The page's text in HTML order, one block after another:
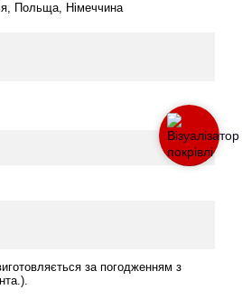
Польща, Німеччина
за погодженням з